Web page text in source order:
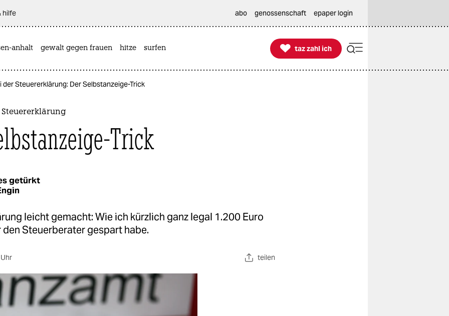
hilfe abo genossenschaft epaper login
anhalt gewalt gegen frauen hitze surfen 
taz zahl ich
taz zahl ich
der Steuererklärung: Der Selbstanzeige-Trick
Trick
getürkt
leicht gemacht: Wie ich kürzlich ganz legal 1.200 Euro
Steuerberater gespart habe.
teilen